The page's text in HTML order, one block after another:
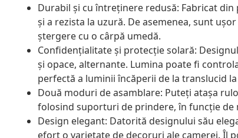
Durabil și cu întreținere redusă: Fabricat
și a rezista la uzură. De asemenea, sunt
ștergere cu o cârpă umedă.
Confidențialitate și protecție solară:
și opace, alternante. Lumina poate fi
perfectă a luminii încăperii de la translucid
Două moduri de asamblare: Puteți atașa
folosind suporturi de prindere, în funcție de
Design elegant: Datorită designului său
efort o varietate de decoruri ale camerei. Îl